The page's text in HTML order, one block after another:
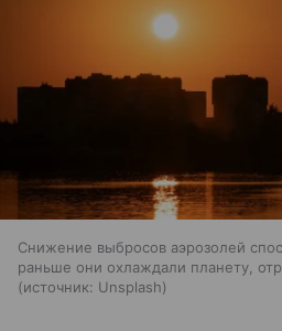
Снижение выбросов аэрозолей
раньше они охлаждали планету,
источник: Unsplash